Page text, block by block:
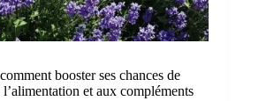
booster ses chances de
et aux compléments